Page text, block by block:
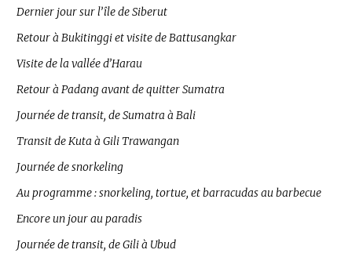
Dernier jour sur l’île de Siberut
Retour à Bukitinggi et visite de Battusangkar
Visite de la vallée d’Harau
Retour à Padang avant de quitter Sumatra
Journée de transit, de Sumatra à Bali
Transit de Kuta à Gili Trawangan
Journée de snorkeling
Au programme : snorkeling, tortue, et barracudas au barbecue
Encore un jour au paradis
Journée de transit, de Gili à Ubud